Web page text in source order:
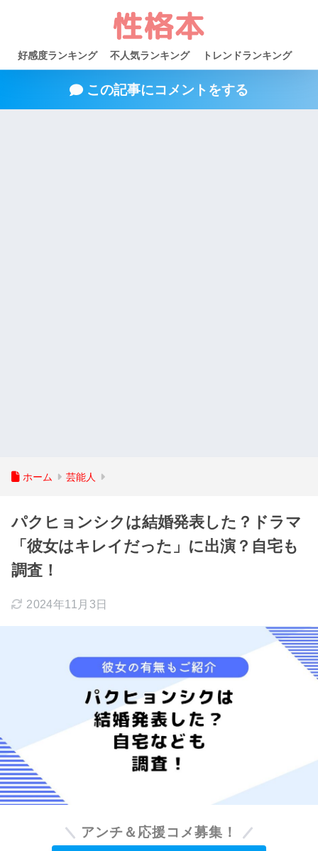
好感度ランキング 不人気ランキング トレンドランキング
この記事にコメントをする
ホーム 芸能人
パクヒョンシクは結婚発表した？ドラマ
「彼女はキレイだった」に出演？自宅も
調査！
2024年11月3日
アンチ＆応援コメ募集！